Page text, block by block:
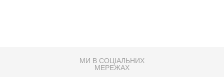
МИ В СОЦІАЛЬНИХ
МЕРЕЖАХ